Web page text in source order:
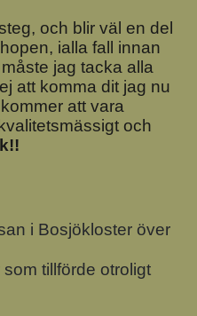
och blir väl en del
ialla fall innan
jag tacka alla
att komma dit jag nu
att vara
och
i Bosjökloster över
tillförde otroligt